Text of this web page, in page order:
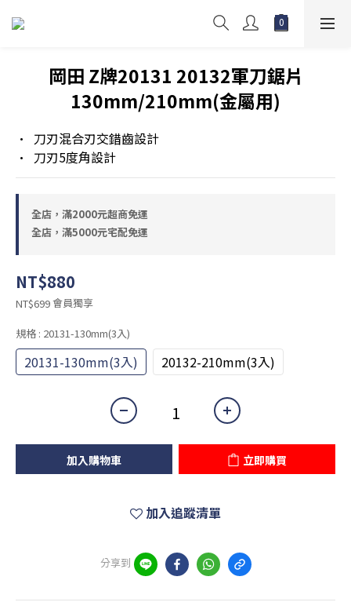
岡田 Z牌20131 20132軍刀鋸片
130mm/210mm(金屬用)
•  刀刃混合刃交錯齒設計
•  刀刃5度角設計
全店，滿2000元超商免運
全店，滿5000元宅配免運
NT$880
NT$699會員獨享
規格 : 20131-130mm(3入)
20131-130mm(3入) 20132-210mm(3入)
加入購物車 立即購買
加入追蹤清單
分享到